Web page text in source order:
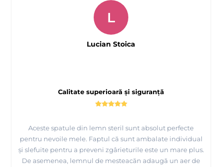
Calitate superioară și siguranță
Aceste spatule din lemn steril sunt absolut perfecte
pentru nevoile mele. Faptul că sunt ambalate individual
și slefuite pentru a preveni zgârieturile este un mare plus.
De asemenea, lemnul de mesteacăn adaugă un aer de
L
Lucian Stoica